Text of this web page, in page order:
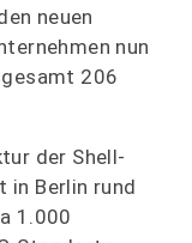
neuen
nun
206
der Shell-
in Berlin rund
1.000